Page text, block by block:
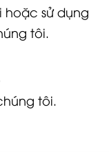
sử dụng
tôi.
tôi.